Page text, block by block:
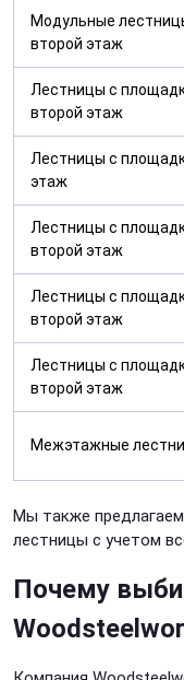
Модульные
второй этаж
Лестницы с
второй этаж
Лестницы с
этаж
Лестницы с
второй этаж
Лестницы с
второй этаж
Лестницы с
второй этаж
Межэтажные
Мы также
лестницы с учетом
Почему